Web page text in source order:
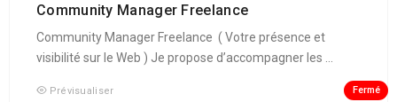
Community Manager Freelance
Community Manager Freelance ( Votre présence et
visibilité sur le Web ) Je propose d’accompagner les ...
Prévisualiser Fermé